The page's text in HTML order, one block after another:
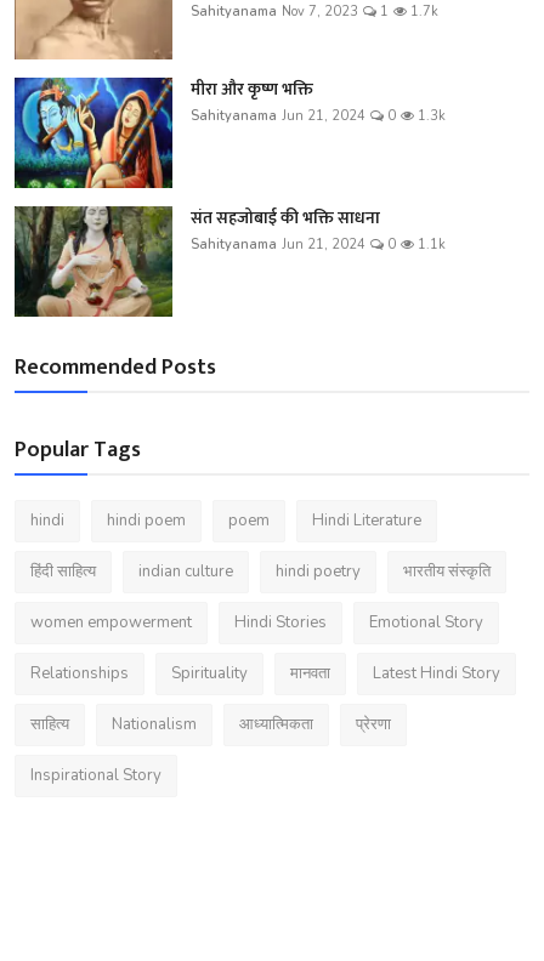
Sahityanama Nov 7, 2023 1 1.7k
मीरा और कृष्ण भक्ति
Sahityanama Jun 21, 2024 0 1.3k
संत सहजोबाई की भक्ति साधना
Sahityanama Jun 21, 2024 0 1.1k
Recommended Posts
Popular Tags
hindi hindi poem poem Hindi Literature
हिंदी साहित्य indian culture hindi poetry भारतीय संस्कृति
women empowerment Hindi Stories Emotional Story
Relationships Spirituality मानवता Latest Hindi Story
साहित्य Nationalism आध्यात्मिकता प्रेरणा
Inspirational Story